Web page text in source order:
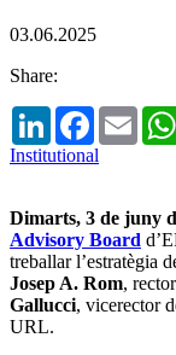
03.06.2025
Share:
LinkedInFacebook
Institutional
Dimarts, 3 de juny
Advisory Board
treballar l’estratègia
Josep A. Rom,
Gallucci, vicerector
URL.